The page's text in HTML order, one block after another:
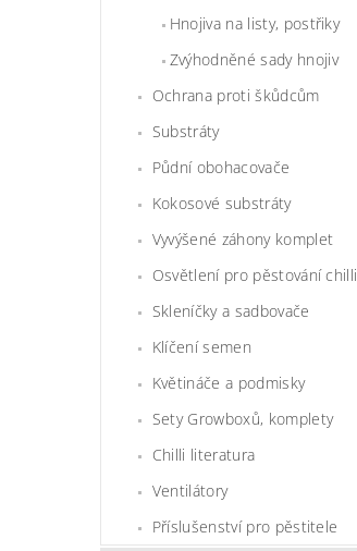
Hnojiva na listy, postřiky
Zvýhodněné sady hnojiv
Ochrana proti škůdcům
Substráty
Půdní obohacovače
Kokosové substráty
Vyvýšené záhony komplet
Osvětlení pro pěstování chilli
Skleníčky a sadbovače
Klíčení semen
Květináče a podmisky
Sety Growboxů, komplety
Chilli literatura
Ventilátory
Příslušenství pro pěstitele